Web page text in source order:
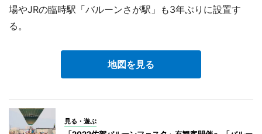
場やJRの臨時駅「バルーンさが駅」も3年ぶりに設置す
る。
地図を見る
見る・遊ぶ